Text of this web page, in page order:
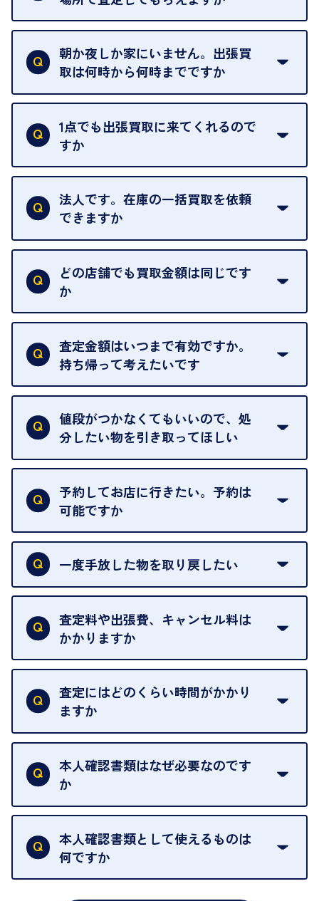
ご自宅以外での査定はお引き受けできません。ご指
定のお店や、ほかのお客様への迷惑となることが考
えられるためです。
朝か夜しか家にいません。出張買
取は何時から何時までですか
ご訪問可能時間は、10時から19時です。
ただし、お品物の種類や量によっては対応させてい
ただくことがあります。
1点でも出張買取に来てくれるので
すか
はい。1点でもお伺いします。
法人です。在庫の一括買取を依頼
できますか
はい。喜んで承ります。出張買取をご利用くださ
い。
ご指定の場所にお伺いします。
どの店舗でも買取金額は同じです
か
はい。全店舗一律です。
ただし、中古市場は日々変動するため、査定した日
によって査定額が変わることはございます。
査定金額はいつまで有効ですか。
持ち帰って考えたいです
査定額は当日限り有効です。
中古市場が日々変動するため、翌日には査定額が変
わることがございます。
値段がつかなくてもいいので、処
分したい物を引き取ってほしい
再販不可能な物は、場合によってはお断りすること
がございます。ご了承ください。
予約してお店に行きたい。予約は
可能ですか
申し訳ありませんが、現在はご来店の予約は承って
おりません。
を整えておりますので、お好きな時にお越しくださ
い。
お急ぎの場合はスタッフに一言お声がけください。
可能な限り、迅速に対応させていただきます。
一度手放した物を取り戻したい
当店は質店ではありませんので、買い取ったお品物
は基本的に販売へと回されます。買い戻しはできま
せんので、ご了承ください。
グオフが可能です。
契約破棄という形で、お品物をお戻しすることがで
きます。
売却当日を含む8日間のうちに、お気軽にお申し出
出張買取のお品物は、8日間保管しております。
査定料や出張費、キャンセル料は
かかりますか
一切いただいておりません。査定金額にご納得いた
だけない場合は、その場でお断りいただいても問題
ございません。お気軽にご相談ください。
査定にはどのくらい時間がかかり
ますか
お品物の内容や点数によって異なりますが、店頭買
取の場合は1点あたり数分程度が目安です。大量の
お品物の場合は、お時間をいただくことがございま
本人確認書類はなぜ必要なのです
か
買取店は古物営業法により、お客様のご本人確認を
行うことが義務付けられています。安心してお取引
いただくためにも、ご協力をお願いいたします。
本人確認書類として使えるものは
何ですか